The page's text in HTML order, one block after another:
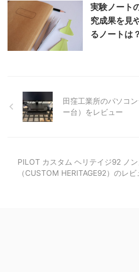
実験ノート
究成果を見
るノートは？
田窪工業所のパソコ
ー台）をレビュー
PILOT カスタム ヘリテイジ92 ノ
（CUSTOM HERITAGE92）のレビ